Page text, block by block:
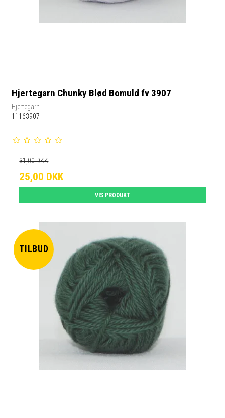
Hjertegarn Chunky Blød Bomuld fv 3907
Hjertegarn
11163907
31,00 DKK
25,00 DKK
VIS PRODUKT
TILBUD